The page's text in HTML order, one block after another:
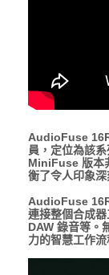
AudioFuse
員，定位為該
MiniFuse 版本
衡了令人印象
AudioFuse
連接整個合成
DAW 錄音等。
力的智慧工作